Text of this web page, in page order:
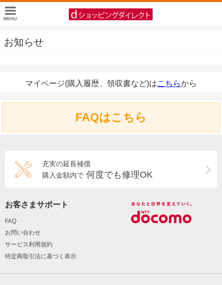
お知らせ
マイページ(購入履歴、領収書など)はこちらから
FAQはこちら
充実の延長補償
購入金額内で 何度でも修理OK
お客さまサポート
FAQ
お問い合わせ
サービス利用規約
特定商取引法に基づく表示